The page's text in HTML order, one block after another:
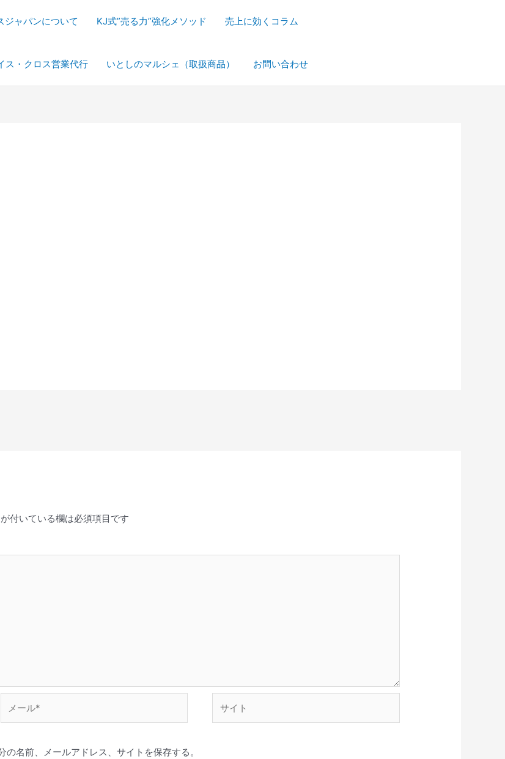
ジャパンについて KJ式”売る力”強化メソッド 売上に効くコラム
ス・クロス営業代行 いとしのマルシェ（取扱商品） お問い合わせ
が付いている欄は必須項目です
ー
名前、メールアドレス、サイトを保存する。